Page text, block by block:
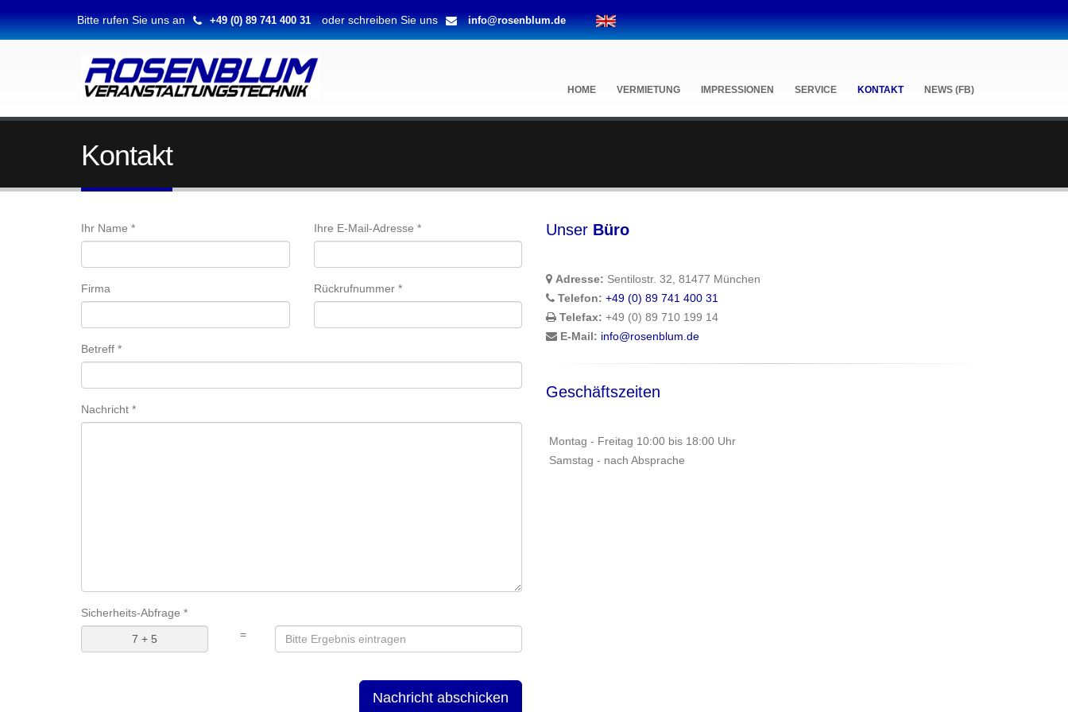
Bitte rufen Sie uns an +49 (0) 89 741 400 31 oder schreiben Sie uns info@rosenblum.de
HOME VERMIETUNG IMPRESSIONEN SERVICE KONTAKT NEWS (FB)
Kontakt
Ihr Name * Ihre E-Mail-Adresse *
Firma Rückrufnummer *
Betreff *
Nachricht *
Sicherheits-Abfrage *
7 + 5 =
Unser Büro
Adresse: Sentilostr. 32, 81477 München
Telefon: +49 (0) 89 741 400 31
Telefax: +49 (0) 89 710 199 14
E-Mail: info@rosenblum.de
Geschäftszeiten
Montag - Freitag 10:00 bis 18:00 Uhr
Samstag - nach Absprache